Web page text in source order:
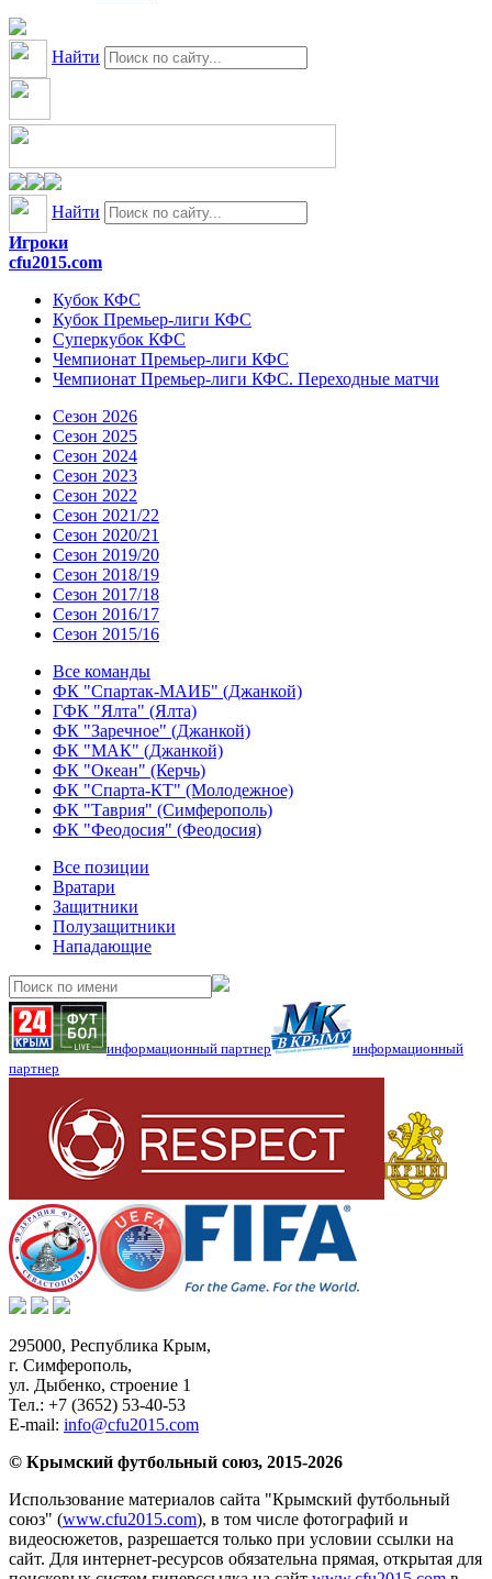
Найти
Найти
Игроки
cfu2015.com
Кубок КФС
Кубок Премьер-лиги КФС
Суперкубок КФС
Чемпионат Премьер-лиги КФС
Чемпионат Премьер-лиги КФС. Переходные матчи
Сезон 2026
Сезон 2025
Сезон 2024
Сезон 2023
Сезон 2022
Сезон 2021/22
Сезон 2020/21
Сезон 2019/20
Сезон 2018/19
Сезон 2017/18
Сезон 2016/17
Сезон 2015/16
Все команды
ФК "Спартак-МАИБ" (Джанкой)
ГФК "Ялта" (Ялта)
ФК "Заречное" (Джанкой)
ФК "МАК" (Джанкой)
ФК "Океан" (Керчь)
ФК "Спарта-КТ" (Молодежное)
ФК "Таврия" (Симферополь)
ФК "Феодосия" (Феодосия)
Все позиции
Вратари
Защитники
Полузащитники
Нападающие
информационный партнер
информационный
партнер
295000, Республика Крым,
г. Симферополь,
ул. Дыбенко, строение 1
Тел.: +7 (3652) 53-40-53
E-mail: info@cfu2015.com
© Крымский футбольный союз, 2015-2026
Использование материалов сайта "Крымский футбольный
союз" (www.cfu2015.com), в том числе фотографий и
видеосюжетов, разрешается только при условии ссылки на
сайт. Для интернет-ресурсов обязательна прямая, открытая для